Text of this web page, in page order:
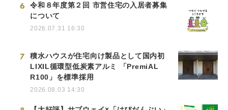
6
令和８年度第２回 市営住宅の入居者募集
について
2026.07.31 16:30
7
積水ハウスが住宅向け製品として国内初
LIXIL循環型低炭素アルミ 「PremiAL
R100」を標準採用
2026.08.03 14:30